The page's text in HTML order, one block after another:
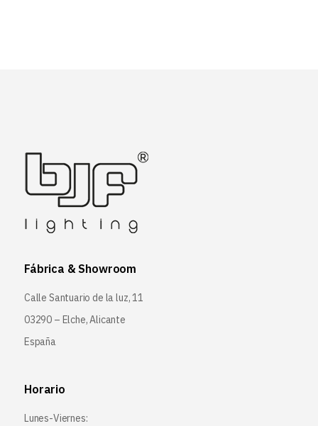
Fábrica & Showroom
Calle Santuario de la luz, 11
03290 – Elche, Alicante
España
Horario
Lunes-Viernes: